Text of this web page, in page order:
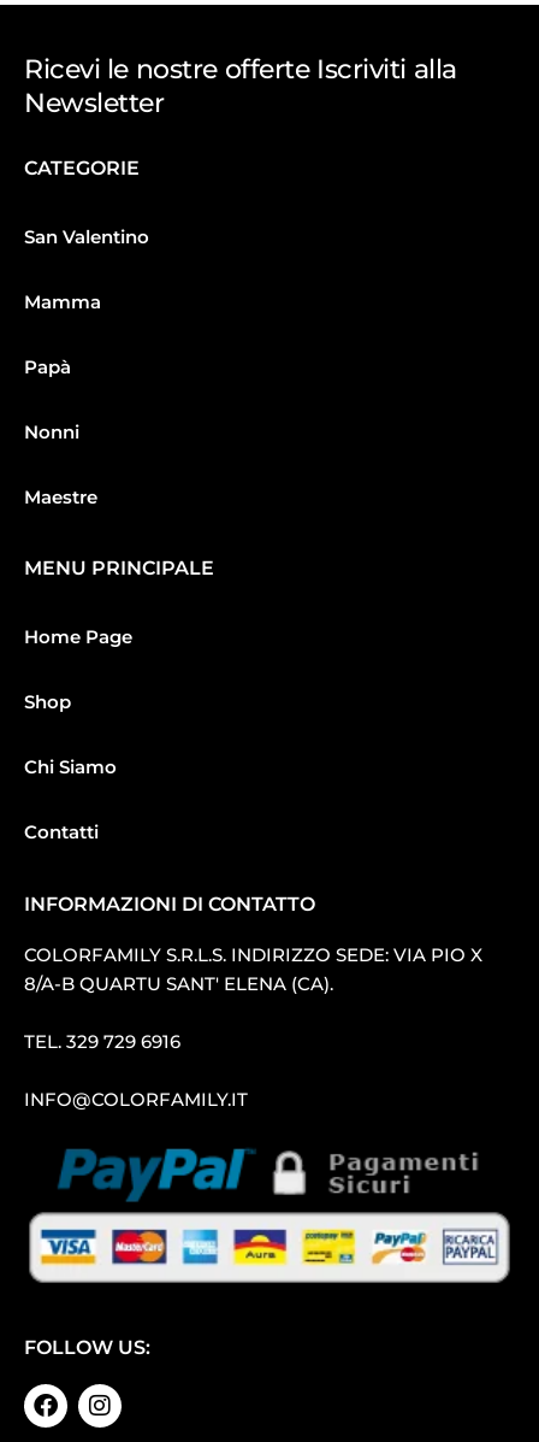
Ricevi le nostre offerte Iscriviti alla
Newsletter
CATEGORIE
San Valentino
Mamma
Papà
Nonni
Maestre
MENU PRINCIPALE
Home Page
Shop
Chi Siamo
Contatti
INFORMAZIONI DI CONTATTO
COLORFAMILY S.R.L.S. INDIRIZZO SEDE: VIA PIO X
8/A-B QUARTU SANT′ ELENA (CA).
TEL. 329 729 6916
INFO@COLORFAMILY.IT
FOLLOW US: